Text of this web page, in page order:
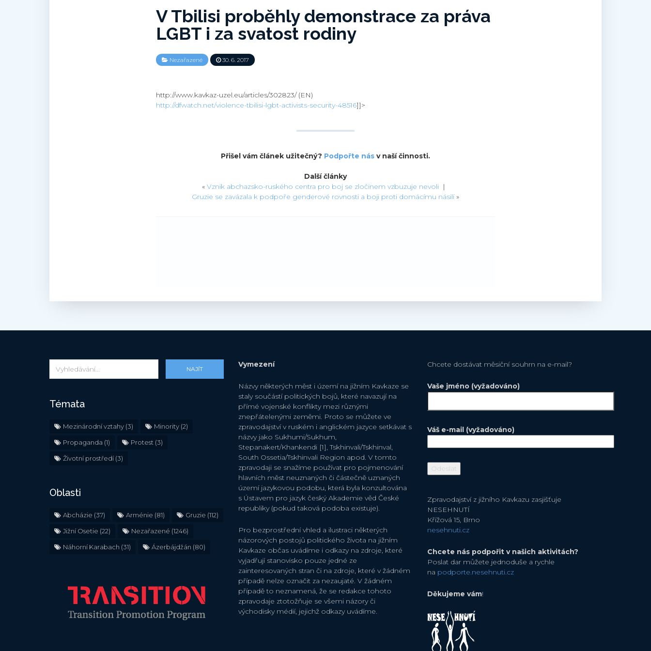
V Tbilisi proběhly demonstrace za práva
LGBT i za svatost rodiny
Nezařazené 30. 6. 2017
http://www.kavkaz-uzel.eu/articles/302823/ (EN)
http://dfwatch.net/violence-tbilisi-lgbt-activists-security-48516]]>
Přišel vám článek užitečný? Podpořte nás v naší činnosti.
Další články
« Vznik abchazsko-ruského centra pro boj se zločinem vzbuzuje nevoli |
Gruzie se zavázala k podpoře genderové rovnosti a boji proti domácímu násilí»
NAJÍT
Témata
Mezinárodní vztahy (3) Minority (2)
Propaganda (1) Protest (3)
Životní prostředí(3)
Oblasti
Abcházie (37) Arménie (81) Gruzie (112)
Jižní Osetie (22) Nezařazené (1246)
Náhorní Karabach (31) Ázerbájdžán (80)
Vymezení
Názvy některých měst i území na jižním Kavkaze se
staly součástí politických bojů, které navazují na
přímé vojenské konflikty mezi různými
znepřátelenými zeměmi. Proto se můžete ve
zpravodajství v ruském i anglickém jazyce setkávat s
názvy jako Sukhumi/Sukhum,
Stepanakert/Khankendi [1], Tskhinvali/Tskhinval,
South Ossetia/Tskhinvali Region apod. V tomto
zpravodaji se snažíme používat pro pojmenování
hlavních měst neuznaných či částečně uznaných
území jazykovou podobu, která byla konzultována
s Ústavem pro jazyk český Akademie věd České
republiky (pokud taková podoba existuje).
Pro bezprostřední vhled a ilustraci některých
názorových postojů politického života na jižním
Kavkaze občas uvádíme i odkazy na zdroje, které
vyjadřují stanovisko pouze jedné ze
zainteresovaných stran či na zdroje, které v žádném
případě nelze označit za nezaujaté. V žádném
případě to neznamená, že se redakce tohoto
zpravodaje ztotožňuje se všemi názory či
východisky médií, jejichž odkazy uvádíme.
Chcete dostávat měsiční souhrn na e-mail?
Vaše jméno (vyžadováno)
Váš e-mail (vyžadováno)
Zpravodajství z jižního Kavkazu zasjišťuje
NESEHNUTÍ
Křížová 15, Brno
nesehnuti.cz
Chcete nás podpořit v našich aktivitách?
Poslat dar můžete jednoduše a rychle
na podporte.nesehnuti.cz
Děkujeme vám!